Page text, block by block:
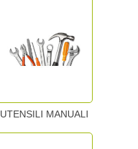
UTENSILI MANUALI